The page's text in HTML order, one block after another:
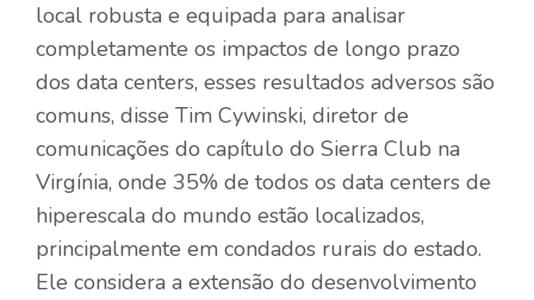
local robusta e equipada para analisar
completamente os impactos de longo prazo
dos data centers, esses resultados adversos são
comuns, disse Tim Cywinski, diretor de
comunicações do capítulo do Sierra Club na
Virgínia, onde 35% de todos os data centers de
hiperescala do mundo estão localizados,
principalmente em condados rurais do estado.
Ele considera a extensão do desenvolvimento